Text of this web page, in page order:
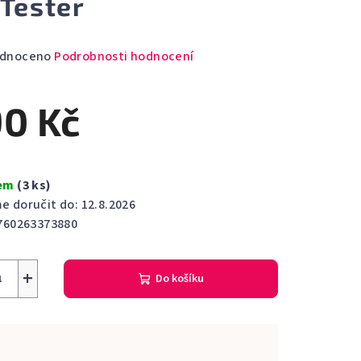
Podrobnosti hodnocení
Kč
(3 ks)
doručit do: 12.8.2026
+ Do košíku